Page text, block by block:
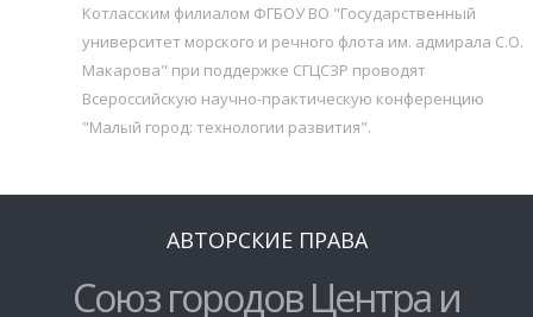
Котласским филиалом ФГБОУ ВО "Государственный
университет морского и речного флота им. адмирала С.О.
Макарова" при поддержке СГЦСЗР проводят
Всероссийскую научно-практическую конференцию
"Малый город: технологии развития".
АВТОРСКИЕ ПРАВА
Союз городов Центра и